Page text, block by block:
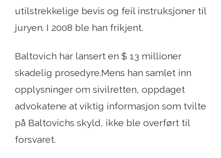
utilstrekkelige bevis og feil instruksjoner til
juryen. I 2008 ble han frikjent.
Baltovich har lansert en $ 13 millioner
skadelig prosedyre.Mens han samlet inn
opplysninger om sivilretten, oppdaget
advokatene at viktig informasjon som tvilte
på Baltovichs skyld, ikke ble overført til
forsvaret.